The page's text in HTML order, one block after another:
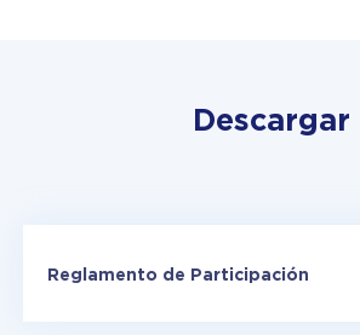
Descargar
Reglamento de Participación